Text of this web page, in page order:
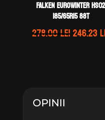
Falken EUROWINTER HS02
185/65R15 88T
278.00leiPrețul
246.23
OPINII